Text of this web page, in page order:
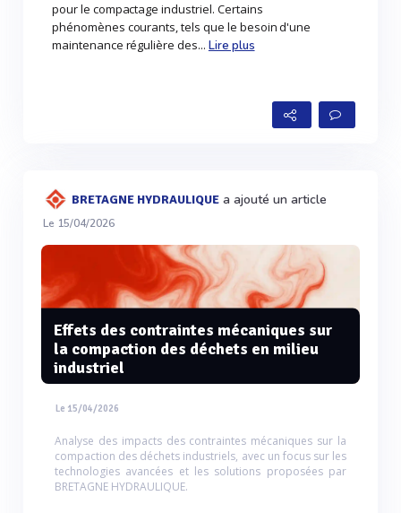
pour le compactage industriel. Certains
phénomènes courants, tels que le besoin d'une
maintenance régulière des... Lire plus
BRETAGNE HYDRAULIQUE a ajouté un article
Le 15/04/2026
Effets des contraintes mécaniques sur
la compaction des déchets en milieu
industriel
Le 15/04/2026
Analyse des impacts des contraintes mécaniques sur la
compaction des déchets industriels, avec un focus sur les
technologies avancées et les solutions proposées par
BRETAGNE HYDRAULIQUE.